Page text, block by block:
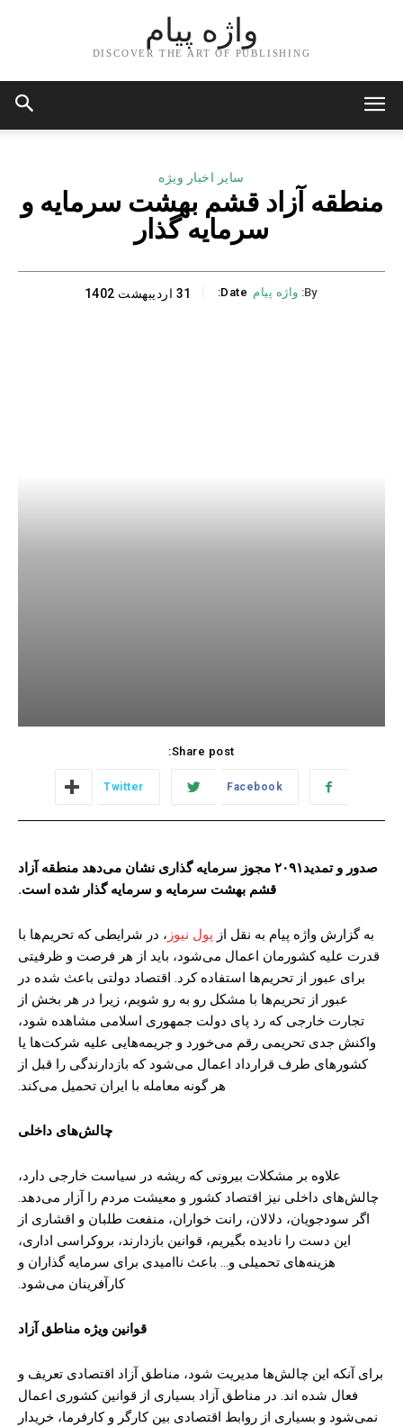
واژه پیام
DISCOVER THE ART OF PUBLISHING
سایر اخبار ویژه
منطقه آزاد قشم بهشت سرمایه و
سرمایه گذار
By: واژه پیام Date: 31 اردیبهشت 1402
Share post:
Facebook
Twitter
صدور و تمدید۲۰۹۱ مجوز سرمایه گذاری نشان می‌دهد منطقه آزاد
قشم بهشت سرمایه و سرمایه گذار شده است.
به گزارش واژه پیام به نقل از پول نیوز ، در شرایطی که تحریم‌ها با
قدرت علیه کشورمان اعمال می‌شود، باید از هر فرصت و ظرفیتی
برای عبور از تحریم‌ها استفاده کرد. اقتصاد دولتی باعث شده در
عبور از تحریم‌ها با مشکل رو به رو شویم، زیرا در هر بخش از
تجارت خارجی که رد پای دولت جمهوری اسلامی مشاهده شود،
واکنش جدی تحریمی رقم می‌خورد و جریمه‌هایی علیه شرکت‌ها یا
کشور‌های طرف قرارداد اعمال می‌شود که بازدارندگی را قبل از
هر گونه معامله با ایران تحمیل می‌کند.
چالش‌های داخلی
علاوه بر مشکلات بیرونی که ریشه در سیاست خارجی دارد،
چالش‌های داخلی نیز اقتصاد کشور و معیشت مردم را آزار می‌دهد.
اگر سودجویان، دلالان، رانت خواران، منفعت طلبان و اقشاری از
این دست را نادیده بگیریم، قوانین بازدارند، بروکراسی اداری،
هزینه‌های تحمیلی و… باعث ناامیدی برای سرمایه گذاران و
کارآفرینان می‌شود.
قوانین ویژه مناطق آزاد
برای آنکه این چالش‌ها مدیریت شود، مناطق آزاد اقتصادی تعریف و
فعال شده اند. در مناطق آزاد بسیاری از قوانین کشوری اعمال
نمی‌شود و بسیاری از روابط اقتصادی بین کارگر و کارفرما، خریدار